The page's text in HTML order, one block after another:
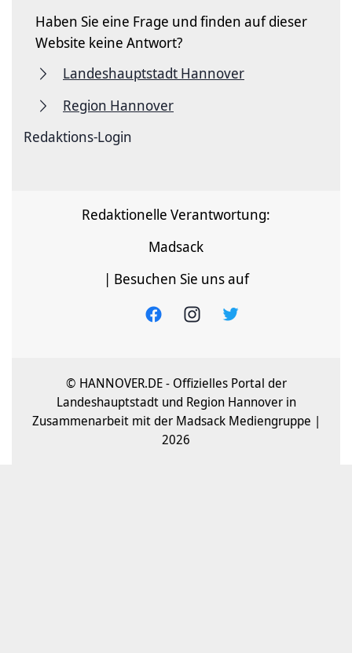
Haben Sie eine Frage und finden auf dieser
Website keine Antwort?
Landeshauptstadt Hannover
Region Hannover
Redaktions-Login
Redaktionelle Verantwortung:
Madsack
| Besuchen Sie uns auf
© HANNOVER.DE - Offizielles Portal der
Landeshauptstadt und Region Hannover in
Zusammenarbeit mit der Madsack Mediengruppe |
2026